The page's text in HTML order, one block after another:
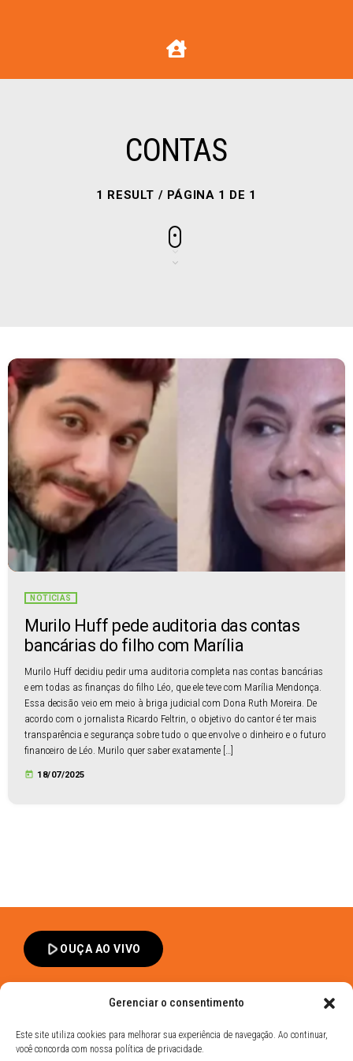
Gerenciar o consentimento
Este site utiliza cookies para melhorar sua experiência de navegação. Ao continuar,
você concorda com nossa política de privacidade.
CONTAS
1 RESULT / PÁGINA 1 DE 1
NOTÍCIAS
Murilo Huff pede auditoria das contas
bancárias do filho com Marília
Murilo Huff decidiu pedir uma auditoria completa nas contas bancárias
e em todas as finanças do filho Léo, que ele teve com Marília Mendonça.
Essa decisão veio em meio à briga judicial com Dona Ruth Moreira. De
acordo com o jornalista Ricardo Feltrin, o objetivo do cantor é ter mais
transparência e segurança sobre tudo o que envolve o dinheiro e o futuro
financeiro de Léo. Murilo quer saber exatamente […]
today 18/07/2025
play_arrowOUÇA AO VIVO